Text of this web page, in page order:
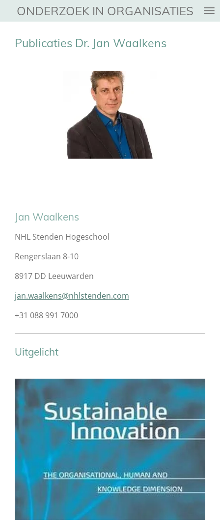
direct
ONDERZOEK IN ORGANISATIES
Publicaties Dr. Jan Waalkens
Jan Waalkens
​NHL Stenden Hogeschool
Rengerslaan 8-10
8917 DD Leeuwarden
jan.waalkens@nhlstenden.com
+31 088 991 7000
Uitgelicht